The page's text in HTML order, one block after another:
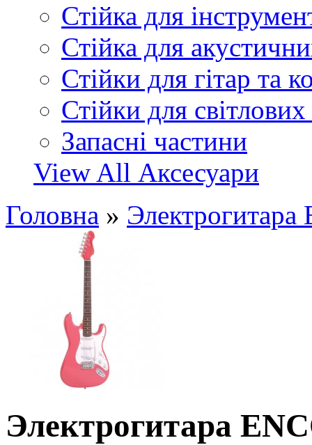
Стійка для
Стійка для
Стійки для гітар та
Стійки для
Запасні частини
View All Аксесуари
Головна »
Электрогитара